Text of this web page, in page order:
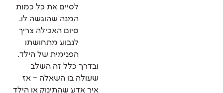
לסיים את כל כמות
המנה שהוגשה לו.
סיום האכילה צריך
לנבוע מתחושתו
הפנימית של הילד.
ובדרך כלל זה השלב
שעולה בו השאלה – אז
איך אדע שהתינוק או הילד